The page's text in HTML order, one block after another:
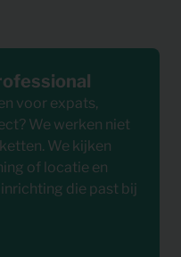
voor expats,
We werken niet
We kijken
of locatie en
die past bij